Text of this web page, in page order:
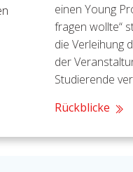
einen Young
fragen wollte“
die Verleihung
der
Studierende
Rückblicke